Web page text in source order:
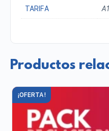
TARIFA
Productos
¡OFERTA!